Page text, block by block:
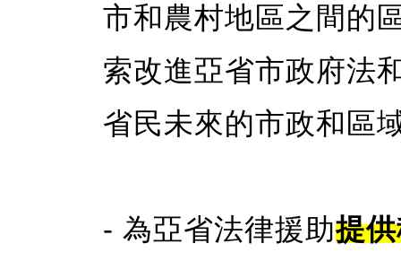
市和農村地區之間的
索改進亞省市政府法
省民未來的市政和區
- 為亞省法律援助提